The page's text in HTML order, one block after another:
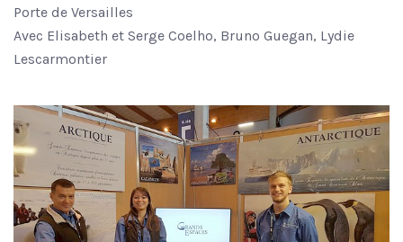
Porte de Versailles
Avec Elisabeth et Serge Coelho, Bruno Guegan, Lydie
Lescarmontier